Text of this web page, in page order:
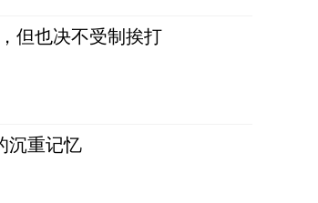
但也决不受制挨打
沉重记忆